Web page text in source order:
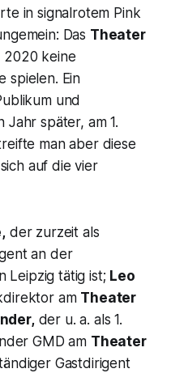
in signalrotem Pink
Das Theater
2020 keine
spielen. Ein
und
Jahr später, am 1.
man aber diese
auf die vier
der zurzeit als
an der
Leipzig tätig ist; Leo
am Theater
der u. a. als 1.
GMD am Theater
Gastdirigent